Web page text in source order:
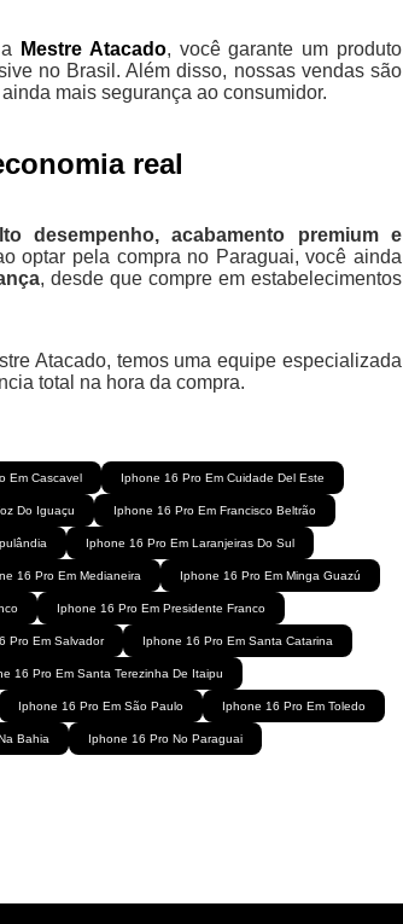
Mestre Atacado, você garante um produto
no Brasil. Além disso, nossas vendas são
mais segurança ao consumidor.
real
desempenho, acabamento premium e
optar pela compra no Paraguai, você ainda
, desde que compre em estabelecimentos
Atacado, temos uma equipe especializada
total na hora da compra.
Em Cascavel Iphone 16 Pro Em Cuidade Del Este
Do Iguaçu Iphone 16 Pro Em Francisco Beltrão
Iphone 16 Pro Em Laranjeiras Do Sul
16 Pro Em Medianeira Iphone 16 Pro Em Minga Guazú
Iphone 16 Pro Em Presidente Franco
Pro Em Salvador Iphone 16 Pro Em Santa Catarina
16 Pro Em Santa Terezinha De Itaipu
Iphone 16 Pro Em São Paulo Iphone 16 Pro Em Toledo
Bahia Iphone 16 Pro No Paraguai